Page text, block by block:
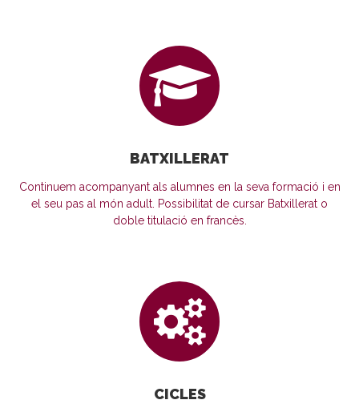
BATXILLERAT
Continuem acompanyant als alumnes en la seva formació i en
el seu pas al món adult. Possibilitat de cursar Batxillerat o
doble titulació en francès.
CICLES